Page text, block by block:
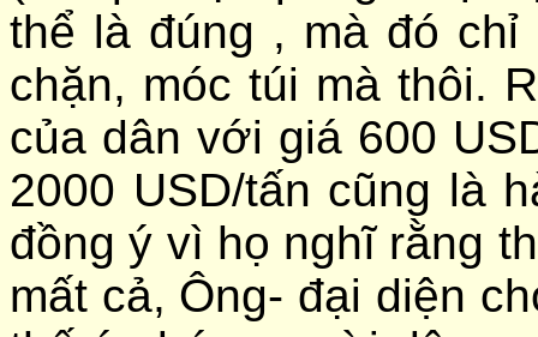
thể là đúng , mà đó
chặn, móc túi mà thôi.
của dân với giá 600
2000 USD/tấn cũng là
đồng ý vì họ nghĩ rằng
mất cả, Ông- đại diện